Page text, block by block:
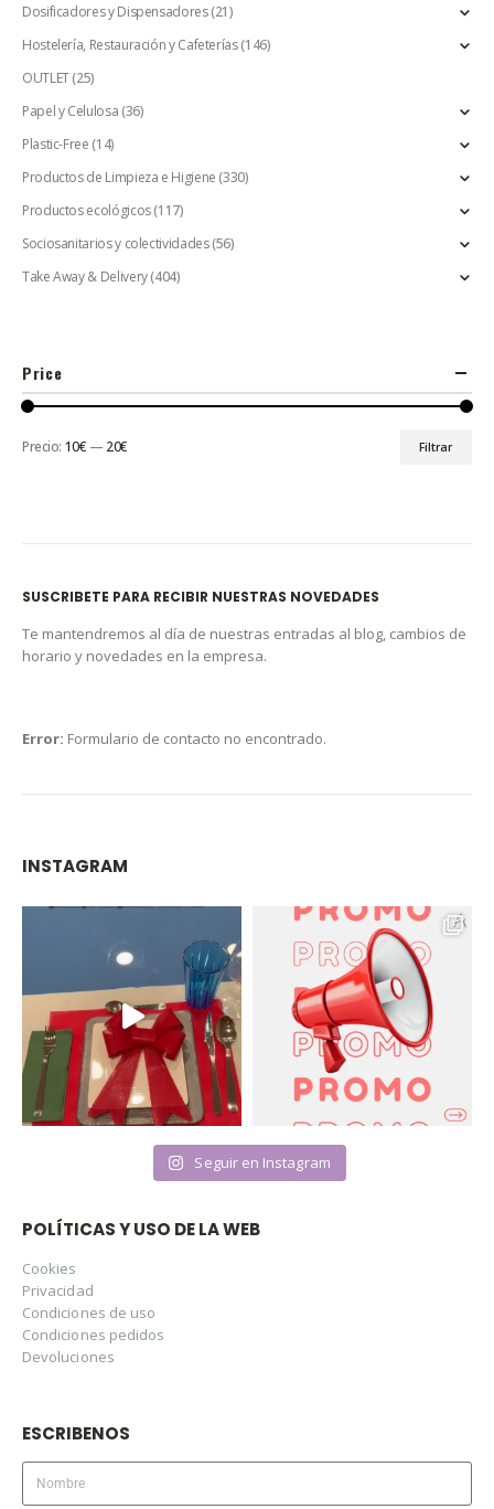
Dosificadores y Dispensadores (21)
Hostelería, Restauración y Cafeterías(146)
OUTLET(25)
Papel y Celulosa (36)
Plastic-Free (14)
Productos de Limpieza e Higiene (330)
Productos ecológicos(117)
Sociosanitarios y colectividades (56)
Take Away & Delivery(404)
Price
Filtrar
Precio: 10€ — 20€
SUSCRIBETE PARA RECIBIR NUESTRAS NOVEDADES
Te mantendremos al día de nuestras entradas al blog, cambios de
horario y novedades en la empresa.
Error: Formulario de contacto no encontrado.
INSTAGRAM
Seguir en Instagram
POLÍTICAS Y USO DE LA WEB
Cookies
Privacidad
Condiciones de uso
Condiciones pedidos
Devoluciones
ESCRIBENOS